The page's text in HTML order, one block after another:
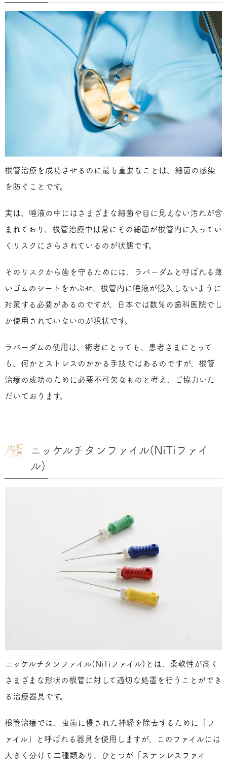
根管治療を成功させるのに最も重要なことは、細菌の感染
を防ぐことです。
実は、唾液の中にはさまざまな細菌や目に見えない汚れが含
まれており、根管治療中は常にその細菌が根管内に入ってい
くリスクにさらされているのが状態です。
そのリスクから歯を守るためには、ラバーダムと呼ばれる薄
いゴムのシートをかぶせ、根管内に唾液が侵入しないように
対策する必要があるのですが、日本では数％の歯科医院でし
か使用されていないのが現状です。
ラバーダムの使用は、術者にとっても、患者さまにとって
も、何かとストレスのかかる手技ではあるのですが、根管
治療の成功のために必要不可欠なものと考え、ご協力いた
だいております。
ニッケルチタンファイル(NiTiファイ
ル)
ニッケルチタンファイル(NiTiファイル)とは、柔軟性が高く
さまざまな形状の根管に対して適切な処置を行うことができ
る治療器具です。
根管治療では、虫歯に侵された神経を除去するために「フ
ァイル」と呼ばれる器具を使用しますが、このファイルには
大きく分けて二種類あり、ひとつが「ステンレスファイ